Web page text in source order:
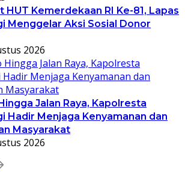
HUT Kemerdekaan RI Ke-81, Lapas
Menggelar Aksi Sosial Donor
2026
Jalan Raya, Kapolresta
Hadir Menjaga Kenyamanan dan
Masyarakat
2026